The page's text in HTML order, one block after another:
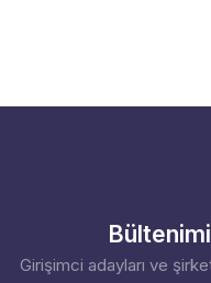
Girişimci adayları ve